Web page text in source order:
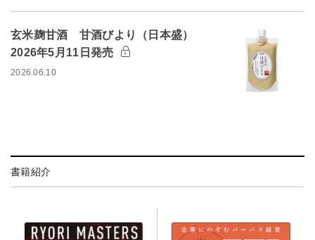
玄米麹甘酒 甘酒びより（日本盛）
2026年5月11日発売
2026.06.10
書籍紹介